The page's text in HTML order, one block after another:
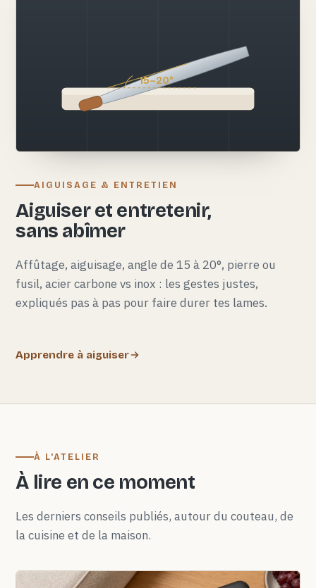
15–20°
AIGUISAGE & ENTRETIEN
Aiguiser et entretenir,
sans abîmer
Affûtage, aiguisage, angle de 15 à 20°, pierre ou
fusil, acier carbone vs inox : les gestes justes,
expliqués pas à pas pour faire durer tes lames.
Apprendre à aiguiser
À L'ATELIER
À lire en ce moment
Les derniers conseils publiés, autour du couteau, de
la cuisine et de la maison.